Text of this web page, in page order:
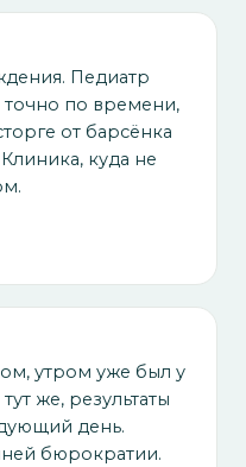
Педиатр
точно по времени,
от барсёнка
куда не
утром уже был у
же, результаты
день.
бюрократии.